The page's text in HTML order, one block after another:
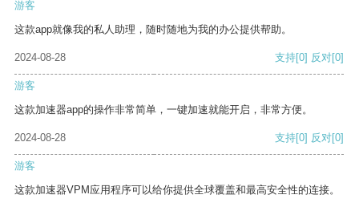
游客
这款app就像我的私人助理，随时随地为我的办公提供帮助。
2024-08-28 支持[0] 反对[0]
游客
这款加速器app的操作非常简单，一键加速就能开启，非常方便。
2024-08-28 支持[0] 反对[0]
游客
这款加速器VPM应用程序可以给你提供全球覆盖和最高安全性的连接。